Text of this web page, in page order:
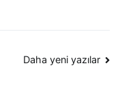
Daha yeni yazılar